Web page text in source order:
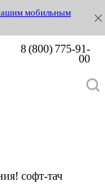
мобильным
8 (800) 775-91-
00
софт-тач